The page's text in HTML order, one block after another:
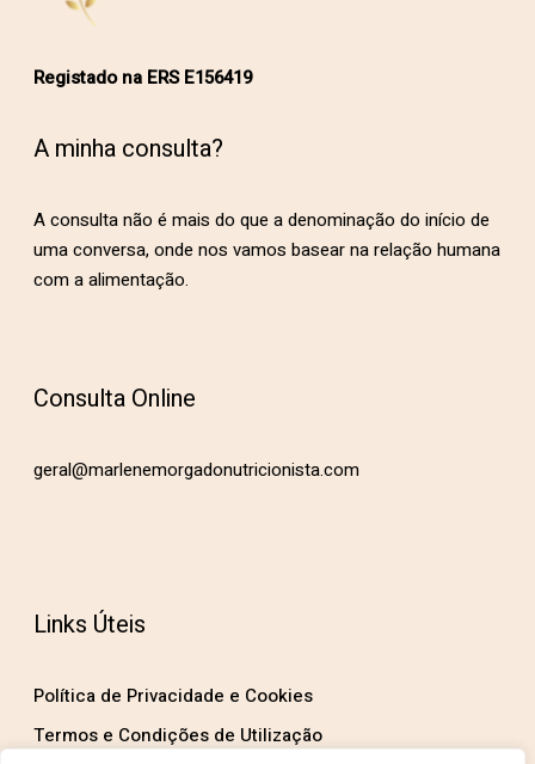
Registado na ERS E156419
A minha consulta?
A consulta não é mais do que a denominação do início de
uma conversa, onde nos vamos basear na relação humana
com a alimentação.
Consulta Online
geral@marlenemorgadonutricionista.com
Links Úteis
Política de Privacidade e Cookies
Termos e Condições de Utilização